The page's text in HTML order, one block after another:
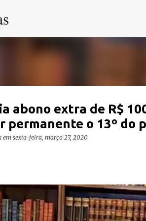
abono extra de R$
permanente o 13º do
em sexta-feira, março 27, 2020